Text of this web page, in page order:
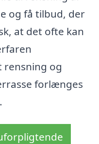
og få tilbud, der
at det ofte kan
og
forlænges